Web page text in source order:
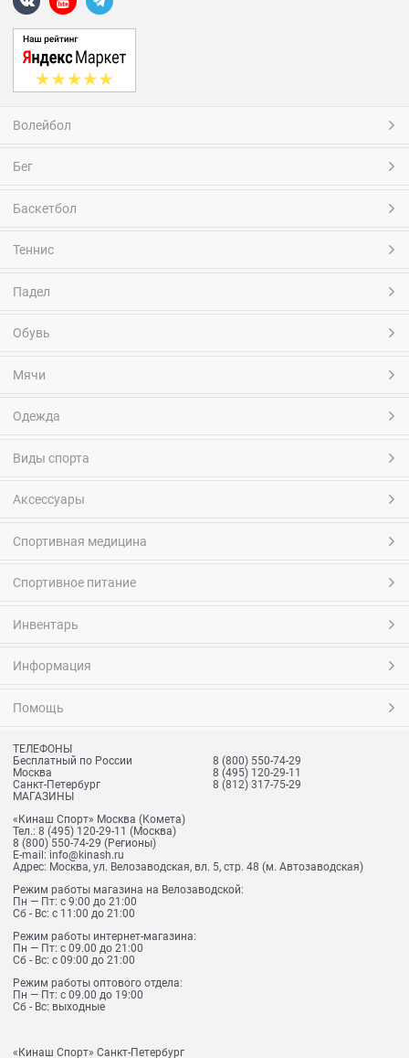
Волейбол
Бег
Баскетбол
Теннис
Падел
Обувь
Мячи
Одежда
Виды спорта
Аксессуары
Спортивная медицина
Спортивное питание
Инвентарь
Информация
Помощь
ТЕЛЕФОНЫ
Бесплатный по России
8 (800) 550-74-29
Москва
8 (495) 120-29-11
Санкт-Петербург
8 (812) 317-75-29
МАГАЗИНЫ
«Кинаш Спорт» Москва (Комета)
Тел.: 8 (495) 120-29-11 (Москва)
8 (800) 550-74-29 (Регионы)
E-mail: info@kinash.ru
Адрес: Москва, ул. Велозаводская, вл. 5, стр. 48 (м. Автозаводская)
Режим работы магазина на Велозаводской:
Пн — Пт: с 9:00 до 21:00
Сб - Вс: с 11:00 до 21:00
Режим работы интернет-магазина:
Пн — Пт: с 09.00 до 21:00
Сб - Вс: с 09:00 до 21:00
Режим работы оптового отдела:
Пн — Пт: с 09.00 до 19:00
Сб - Вс: выходные
«Кинаш Спорт» Санкт-Петербург